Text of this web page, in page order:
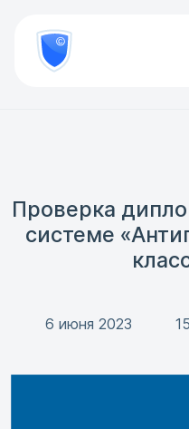
800
777-
81-Проверить
Проверка
системе
6 июня 2023